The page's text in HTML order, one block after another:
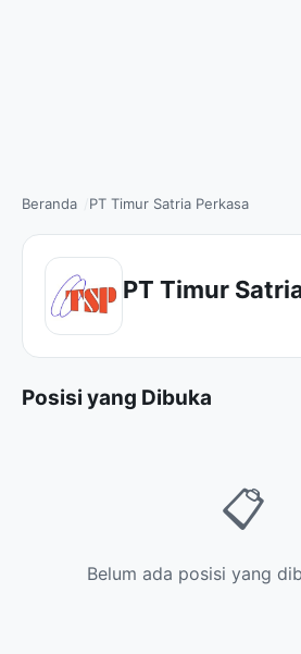
Beranda PT Timur Satria Perkasa
PT Timur
Posisi yang Dibuka
📋
Belum ada posisi yang